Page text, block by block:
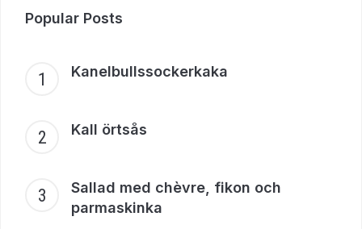
Popular Posts
Kanelbullssockerkaka
Kall örtsås
Sallad med chèvre, fikon och
parmaskinka